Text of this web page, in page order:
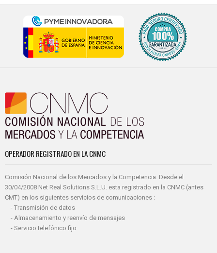
OPERADOR REGISTRADO EN LA CNMC
Comisión Nacional de los Mercados y la Competencia. Desde el
30/04/2008 Net Real Solutions S.L.U. esta registrado en la CNMC (antes
CMT) en los siguientes servicios de comunicaciones :
- Transmisión de datos
- Almacenamiento y reenvío de mensajes
- Servicio telefónico fijo